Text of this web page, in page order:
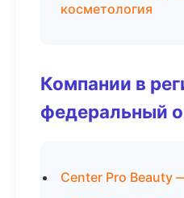
косметология
Компании в
федеральный
Center Pro Beauty